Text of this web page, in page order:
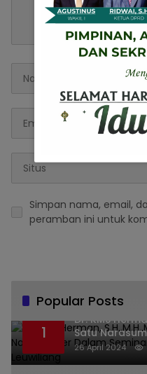
Simpan nama, email,
peramban ini untuk
Popular Posts
1
Dr. KMS
Satu
kesehatan Di
26 April 2024